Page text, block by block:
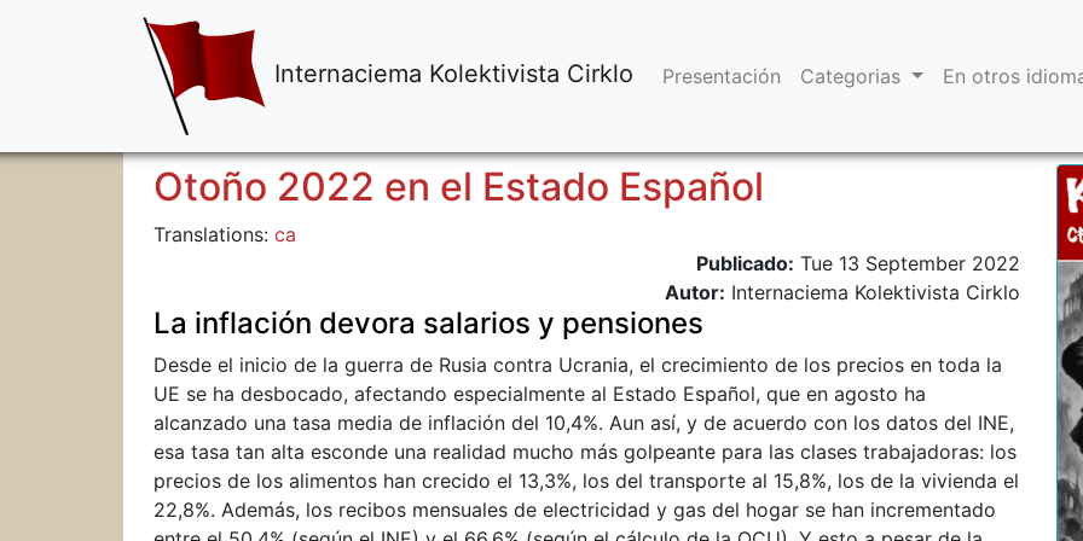
Internaciema Kolektivista Cirklo Presentación Categorias En otros
Otoño 2022 en el Estado Español
Translations: ca
Publicado: Tue 13 September 2022
Autor: Internaciema Kolektivista Cirklo
La inflación devora salarios y pensiones
Desde el inicio de la guerra de Rusia contra Ucrania, el crecimiento de los precios en toda la
UE se ha desbocado, afectando especialmente al Estado Español, que en agosto ha
alcanzado una tasa media de inflación del 10,4%. Aun así, y de acuerdo con los datos del INE,
esa tasa tan alta esconde una realidad mucho más golpeante para las clases trabajadoras: los
precios de los alimentos han crecido el 13,3%, los del transporte al 15,8%, los de la vivienda el
22,8%. Además, los recibos mensuales de electricidad y gas del hogar se han incrementado